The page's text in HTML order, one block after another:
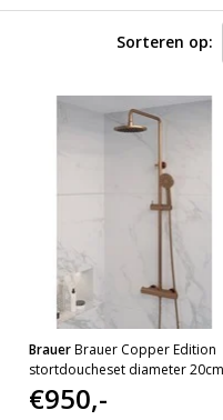
Sorteren op:
BrauerBrauer Copper Edition
stortdoucheset diameter 20cm
met ronde handdouche
geborsteld koper PVD
€950,-